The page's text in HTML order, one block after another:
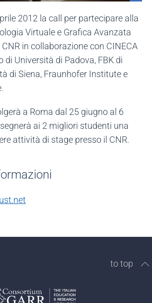
2012 la call per partecipare alla
Virtuale e Grafica Avanzata
in collaborazione con CINECA
di Università di Padova, FBK di
di Siena, Fraunhofer Institute e
a Roma dal 25 giugno al 6
ai 2 migliori studenti una
attività di stage presso il CNR.
to top